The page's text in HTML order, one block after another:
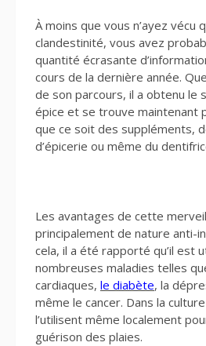
À moins que vous n’ayez vécu
clandestinité, vous avez
quantité écrasante
cours de la dernière année.
de son parcours, il a obtenu le
épice et se trouve maintenant
que ce soit des suppléments,
d’épicerie ou même du
Les avantages de cette
principalement de nature anti-
cela, il a été rapporté qu’il est
nombreuses maladies telles
cardiaques, le diabète, la
même le cancer. Dans la
l’utilisent même localement
guérison des plaies.